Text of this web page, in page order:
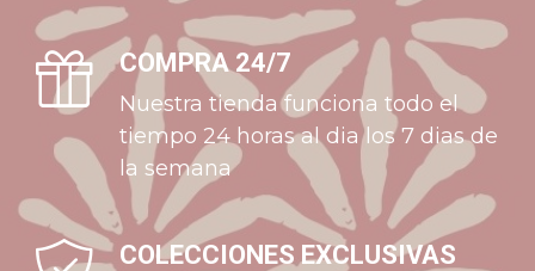
COMPRA 24/7
Nuestra tienda funciona todo el
tiempo 24 horas al dia los 7 dias de
la semana
COLECCIONES EXCLUSIVAS